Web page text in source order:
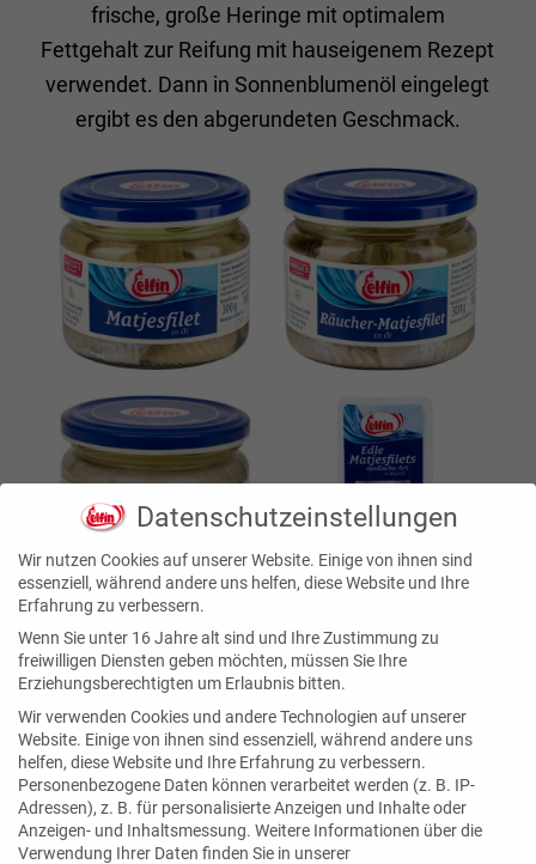
frische, große Heringe mit optimalem
Fettgehalt zur Reifung mit hauseigenem Rezept
verwendet. Dann in Sonnenblumenöl eingelegt
ergibt es den abgerundeten Geschmack.
Datenschutzeinstellungen
Wir nutzen Cookies auf unserer Website. Einige von ihnen sind
essenziell, während andere uns helfen, diese Website und Ihre
Erfahrung zu verbessern.
Wenn Sie unter 16 Jahre alt sind und Ihre Zustimmung zu
freiwilligen Diensten geben möchten, müssen Sie Ihre
Erziehungsberechtigten um Erlaubnis bitten.
Wir verwenden Cookies und andere Technologien auf unserer
Website. Einige von ihnen sind essenziell, während andere uns
helfen, diese Website und Ihre Erfahrung zu verbessern.
Personenbezogene Daten können verarbeitet werden (z. B. IP-
Adressen), z. B. für personalisierte Anzeigen und Inhalte oder
Anzeigen- und Inhaltsmessung. Weitere Informationen über die
Verwendung Ihrer Daten finden Sie in unserer